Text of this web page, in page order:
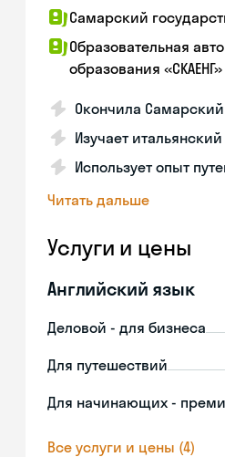
Самарский
Образовательная
образования
Окончила
Изучает
Использует опыт
Читать дальше
Услуги и цены
Английский язык
Деловой - для бизнеса
Для путешествий
Для начинающих -
Все услуги и цены (4)